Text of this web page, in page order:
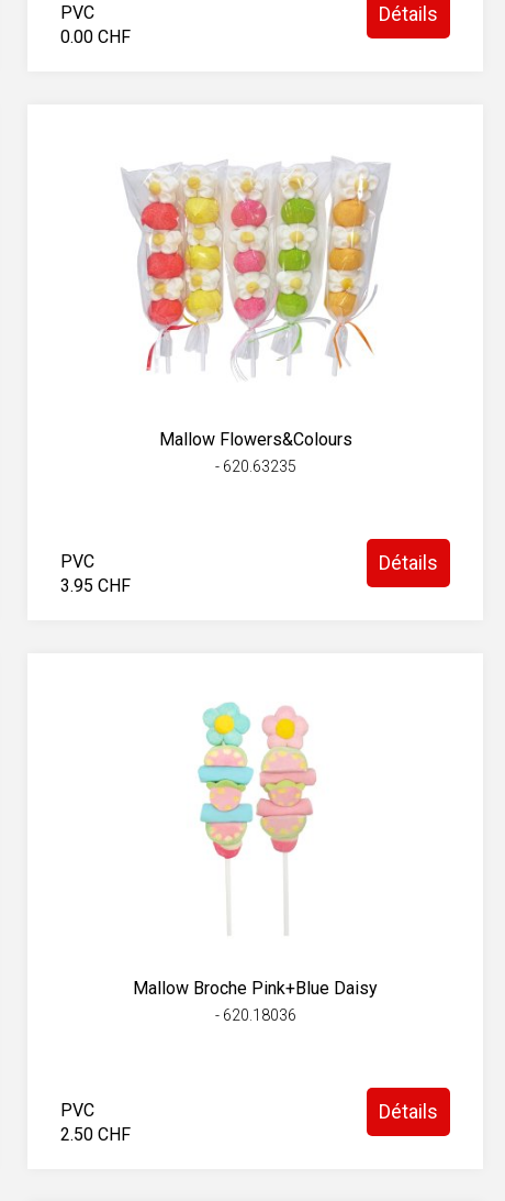
PVC
0.00 CHF
Détails
Mallow Flowers&Colours
- 620.63235
PVC
3.95 CHF
Détails
Mallow Broche Pink+Blue Daisy
- 620.18036
PVC
2.50 CHF
Détails